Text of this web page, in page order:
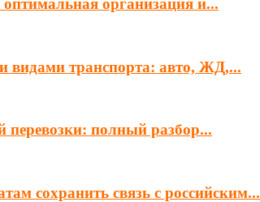
оптимальная организация и...
видами транспорта: авто, ЖД,...
перевозки: полный разбор...
сохранить связь с российским...